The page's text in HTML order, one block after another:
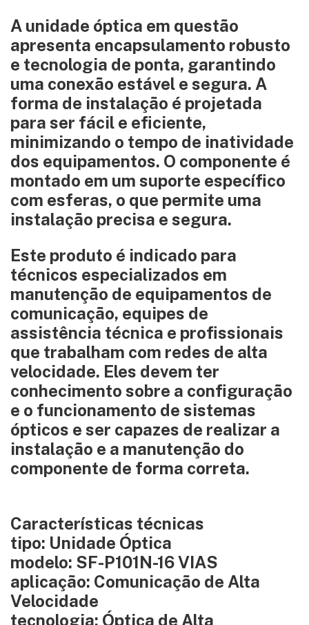
A unidade óptica em questão
apresenta encapsulamento robusto
e tecnologia de ponta, garantindo
uma conexão estável e segura. A
forma de instalação é projetada
para ser fácil e eficiente,
minimizando o tempo de inatividade
dos equipamentos. O componente é
montado em um suporte específico
com esferas, o que permite uma
instalação precisa e segura.
Este produto é indicado para
técnicos especializados em
manutenção de equipamentos de
comunicação, equipes de
assistência técnica e profissionais
que trabalham com redes de alta
velocidade. Eles devem ter
conhecimento sobre a configuração
e o funcionamento de sistemas
ópticos e ser capazes de realizar a
instalação e a manutenção do
componente de forma correta.
Características técnicas
tipo: Unidade Óptica
modelo: SF-P101N-16 VIAS
aplicação: Comunicação de Alta
Velocidade
tecnologia: Óptica de Alta